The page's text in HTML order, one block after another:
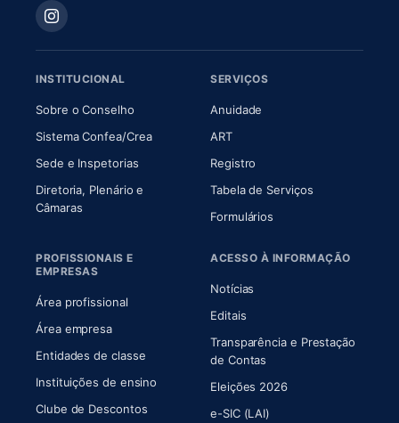
INSTITUCIONAL
Sobre o Conselho(abre em nova aba)
Sistema Confea/Crea(abre em nova aba)
Sede e Inspetorias
Diretoria, Plenário e
Câmaras(abre em nova aba)
SERVIÇOS
Anuidade
ART(abre em nova aba)
Registro
Tabela de Serviços
Formulários
PROFISSIONAIS E
EMPRESAS
Área profissional
Área empresa
Entidades de classe
Instituições de ensino
Clube de Descontos
ACESSO À INFORMAÇÃO
Notícias
Editais
Transparência e Prestação
de Contas
Eleições 2026
e-SIC (LAI)